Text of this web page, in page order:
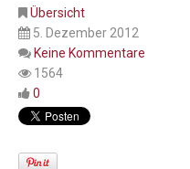
Übersicht
5. Dezember 2012
Keine Kommentare
1564
0